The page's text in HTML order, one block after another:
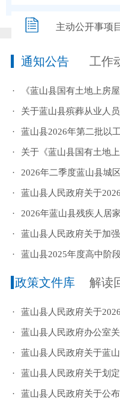
主动公开事项
通知公告 工作
· 《蓝山县国有土地上房屋征收
· 关于蓝山县殡葬从业人
· 蓝山县2026年第二批以
· 关于《蓝山县国有土地上房屋征
· 2026年二季度蓝山县城
· 蓝山县人民政府关于2026年高考
· 2026年蓝山县残疾人居
· 蓝山县人民政府关于加强2026年
· 蓝山县2025年度高中阶段残疾学
政策文件库 解读
· 蓝山县人民政府关于2026年高考
· 蓝山县人民政府办公室关于印发
· 蓝山县人民政府关于蓝山县划定
· 蓝山县人民政府关于划定禁
· 蓝山县人民政府关于公布规